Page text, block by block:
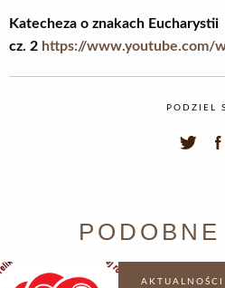
Katecheza o znakach Eucharystii
cz. 2 https://www.youtube.com/
PODZIEL
AKTUALNOŚCI